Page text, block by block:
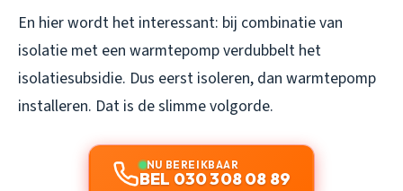
En hier wordt het interessant: bij combinatie van
isolatie met een warmtepomp verdubbelt het
isolatiesubsidie. Dus eerst isoleren, dan warmtepomp
installeren. Dat is de slimme volgorde.
NU BEREIKBAAR
BEL 030 308 08 89